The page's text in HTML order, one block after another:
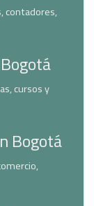
contadores,
cursos y
Bogotá